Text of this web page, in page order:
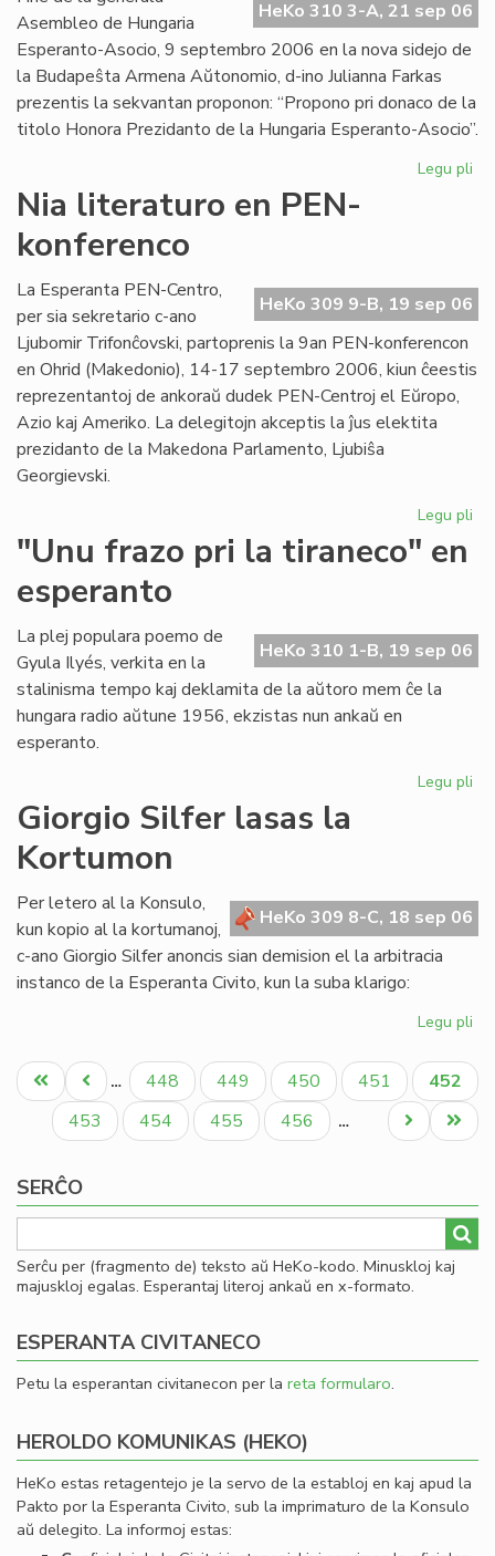
HeKo 310 3-A, 21 sep 06
Asembleo de Hungaria
Esperanto-Asocio, 9 septembro 2006 en la nova sidejo de
la Budapeŝta Armena Aŭtonomio, d-ino Julianna Farkas
prezentis la sekvantan proponon: “Propono pri donaco de la
titolo Honora Prezidanto de la Hungaria Esperanto-Asocio”.
Legu pli
Nia literaturo en PEN-
konferenco
HeKo 309 9-B, 19 sep 06
La Esperanta PEN-Centro,
per sia sekretario c-ano
Ljubomir Trifonĉovski, partoprenis la 9an PEN-konferencon
en Ohrid (Makedonio), 14-17 septembro 2006, kiun ĉeestis
reprezentantoj de ankoraŭ dudek PEN-Centroj el Eŭropo,
Azio kaj Ameriko. La delegitojn akceptis la ĵus elektita
prezidanto de la Makedona Parlamento, Ljubiŝa
Georgievski.
Legu pli
"Unu frazo pri la tiraneco" en
esperanto
HeKo 310 1-B, 19 sep 06
La plej populara poemo de
Gyula Ilyés, verkita en la
stalinisma tempo kaj deklamita de la aŭtoro mem ĉe la
hungara radio aŭtune 1956, ekzistas nun ankaŭ en
esperanto.
Legu pli
Giorgio Silfer lasas la
Kortumon
HeKo 309 8-C, 18 sep 06
Per letero al la Konsulo,
kun kopio al la kortumanoj,
c-ano Giorgio Silfer anoncis sian demision el la arbitracia
instanco de la Esperanta Civito, kun la suba klarigo:
Legu pli
la
Pagination
Unua
paĝo
Antaŭa
paĝo
… Paĝo
448 Paĝo
449 Paĝo
450 Paĝo
451
Aktuala
paĝo
452
Paĝo
453 Paĝo
454 Paĝo
455 Paĝo
456 …
Last
page
Next
page
SERĈO
Serĉu per (fragmento de) teksto aŭ HeKo-kodo. Minuskloj kaj
majuskloj egalas. Esperantaj literoj ankaŭ en x-formato.
ESPERANTA CIVITANECO
Petu la esperantan civitanecon per la reta formularo.
HEROLDO KOMUNIKAS (HEKO)
HeKo estas retagentejo je la servo de la establoj en kaj apud la
Pakto por la Esperanta Civito, sub la imprimaturo de la Konsulo
aŭ delegito. La informoj estas: